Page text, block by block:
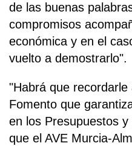
de las buenas
compromisos
económica y en el
vuelto a demostrarlo".
"Habrá que recordarle
Fomento que
en los Presupuestos
que el AVE Murcia-